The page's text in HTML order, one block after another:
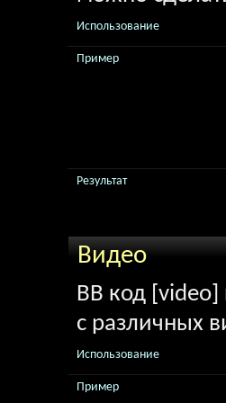
Использование
Пример
Результат
Видео
BB код
с различных
Использование
Пример